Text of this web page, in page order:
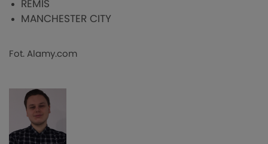
REMIS
MANCHESTER CITY
Fot. Alamy.com